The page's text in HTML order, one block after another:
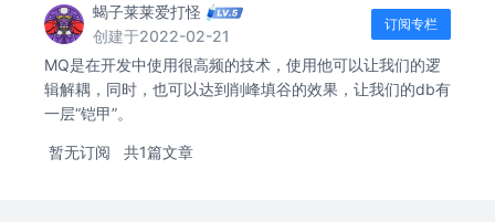
蝎子莱莱爱打怪
创建于2022-02-21
订阅专栏
MQ是在开发中使用很高频的技术，使用他可以让我们的逻
辑解耦，同时，也可以达到削峰填谷的效果，让我们的db有
一层“铠甲”。
暂无订阅 共1篇文章